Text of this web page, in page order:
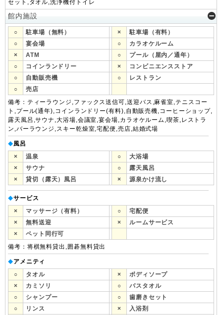
セット,タオル,洗浄機付トイレ
館内施設
○ 駐車場（無料） ×
駐車場（有料）
○
宴会場 ○
カラオケルーム
×
ATM ○
プール（屋内／通年）
○
コインランドリー ×
コンビニエンスストア
○
自動販売機 ○
レストラン
○
売店
備考：ティーラウンジ,ファックス送信可,送迎バス,麻雀室,テニスコー
ト,プール(通年),コインランドリー(有料),自動販売機,コーヒーショップ,
露天風呂,サウナ,大浴場,会議室,宴会場,カラオケルーム,喫茶,レストラ
ン,バーラウンジ,スキー乾燥室,宅配便,売店,結婚式場
◆風呂
×
温泉 ○
大浴場
×
サウナ ○
露天風呂
×
貸切（露天）風呂 × 源泉かけ流し
◆サービス
×
マッサージ（有料） ○
宅配便
×
無料送迎 ×
ルームサービス
×
ペット同行可
備考：将棋無料貸出,囲碁無料貸出
◆アメニティ
○
タオル ×
ボディソープ
×
カミソリ ○
バスタオル
○
シャンプー ○
歯磨きセット
○
リンス × 入浴剤